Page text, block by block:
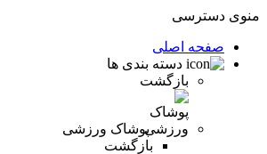
منوی دسترسی
صفحه اصلی
دسته بندی ها
بازگشت
پوشاک ورزشی
بازگشت